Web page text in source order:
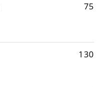
75
130